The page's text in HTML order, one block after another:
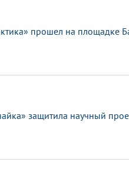
прошел на площадке
защитила научный